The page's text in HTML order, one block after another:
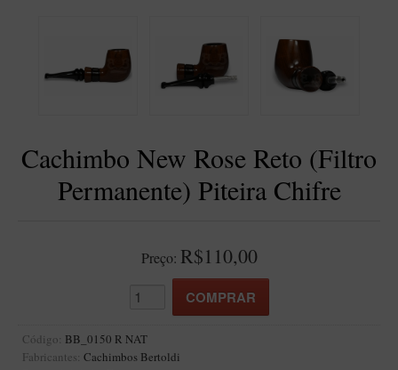
Blends Para Enrolar
Doctor Pipe
Geróss
LINHA IDELFONSO BERTOLDI
Cachimbo New Rose Reto (Filtro
Permanente) Piteira Chifre
Preço: R$110,00
Código: BB_0150 R NAT
Fabricantes: Cachimbos Bertoldi